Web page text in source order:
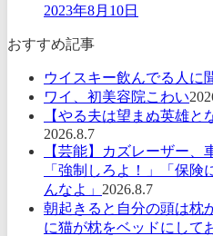
2023年8月10日
おすすめ記事
ウイスキー飲んでる人に
ワイ、初美容院こわい
【やる夫は望まぬ英雄
2026.8.7
【芸能】カズレーザー
「強制しろよ！」「保
んなよ」 2026.8.7
朝起きると自分の頭は枕
に猫が枕をベッドにして